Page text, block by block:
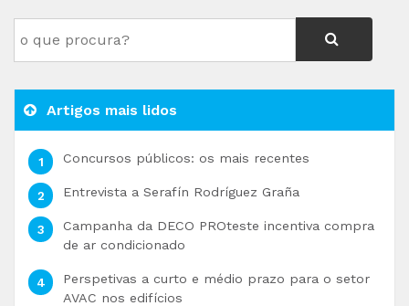
Artigos mais lidos
Concursos públicos: os mais recentes
Entrevista a Serafín Rodríguez Graña
Campanha da DECO PROteste incentiva compra
de ar condicionado
Perspetivas a curto e médio prazo para o setor
AVAC nos edifícios